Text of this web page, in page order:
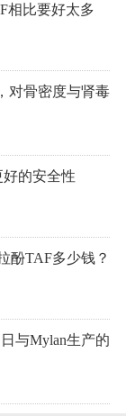
相比要好太多
对骨密度与肾毒
好的安全性
酚TAF多少钱？
与Mylan生产的